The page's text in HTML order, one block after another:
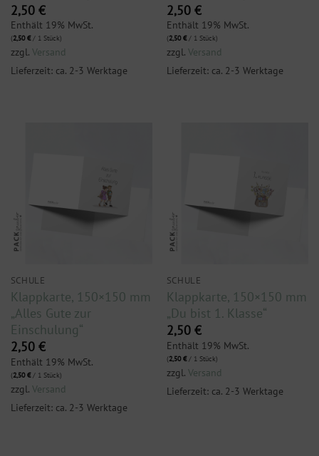
2,50 €
Enthält 19% MwSt.
(2,50€/ 1 Stück)
zzgl. Versand
Lieferzeit: ca. 2-3 Werktage
2,50 €
Enthält 19% MwSt.
(2,50€/ 1 Stück)
zzgl. Versand
Lieferzeit: ca. 2-3 Werktage
SCHULE
Klappkarte, 150×150 mm
„Alles Gute zur
Einschulung“
2,50 €
Enthält 19% MwSt.
(2,50€/ 1 Stück)
zzgl. Versand
Lieferzeit: ca. 2-3 Werktage
SCHULE
Klappkarte, 150×150 mm
„Du bist 1. Klasse“
2,50 €
Enthält 19% MwSt.
(2,50€/ 1 Stück)
zzgl. Versand
Lieferzeit: ca. 2-3 Werktage